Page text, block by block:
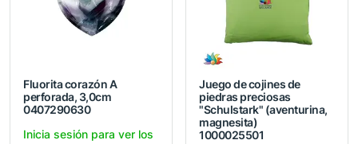
Fluorita corazón A
perforada, 3,0cm
0407290630
Inicia sesión para ver los
Juego de cojines de
piedras preciosas
"Schulstark" (aventurina,
magnesita)
1000025501